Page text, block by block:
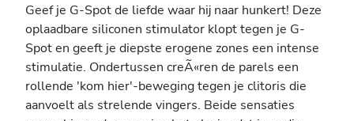
Geef je G-Spot de liefde waar hij naar hunkert! Deze
oplaadbare siliconen stimulator klopt tegen je G-
Spot en geeft je diepste erogene zones een intense
stimulatie. Ondertussen creÃ«ren de parels een
rollende 'kom hier'-beweging tegen je clitoris die
aanvoelt als strelende vingers. Beide sensaties